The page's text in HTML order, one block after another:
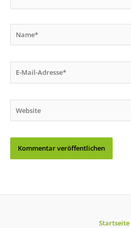
Mail-
Startseite